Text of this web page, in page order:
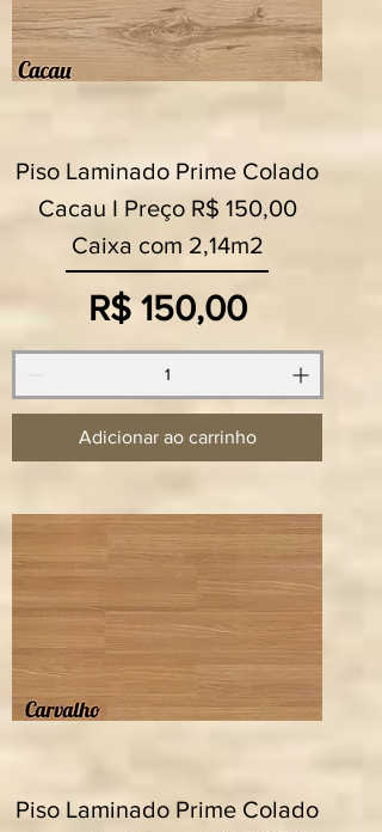
Piso Laminado Prime Colado
Cacau I Preço R$ 150,00
Caixa com 2,14m2
Preço
R$ 150,00
Adicionar ao carrinho
Piso Laminado Prime Colado